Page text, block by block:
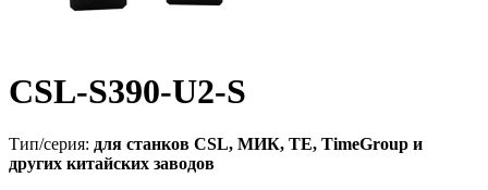
CSL-S390-U2-S
Тип/серия: для станков CSL, МИК, TE, TimeGroup и
других китайских заводов